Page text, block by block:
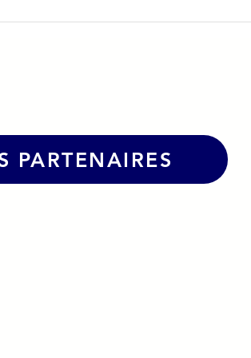
☀️Une belle dynamique
PARTENAIRES